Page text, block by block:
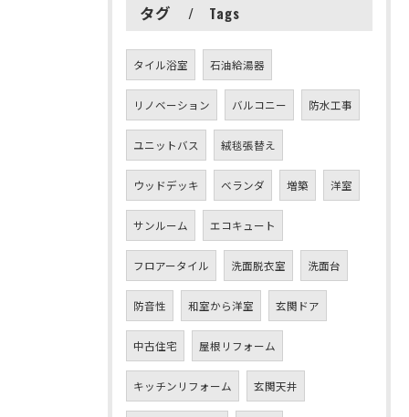
タグ Tags
タイル浴室 石油給湯器
リノベーション バルコニー 防水工事
ユニットバス 絨毯張替え
ウッドデッキ ベランダ 増築 洋室
サンルーム エコキュート
フロアータイル 洗面脱衣室 洗面台
防音性 和室から洋室 玄関ドア
中古住宅 屋根リフォーム
キッチンリフォーム 玄関天井